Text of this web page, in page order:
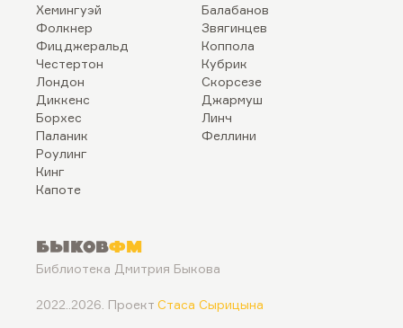
Хемингуэй
Фолкнер
Фицджеральд
Честертон
Лондон
Диккенс
Борхес
Паланик
Роулинг
Кинг
Капоте
Балабанов
Звягинцев
Коппола
Кубрик
Скорсезе
Джармуш
Линч
Феллини
БыковФМ
Библиотека Дмитрия Быкова
2022..2026. Проект Стаса Сырицына